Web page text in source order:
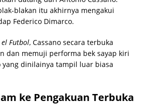
blakan itu akhirnya mengakui
Federico Dimarco.
el Futbol, Cassano secara terbuka
dan memuji performa bek sayap kiri
yang dinilainya tampil luar biasa
ke Pengakuan Terbuka